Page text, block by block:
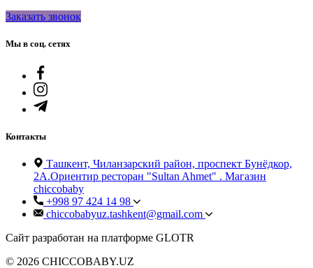
Заказать звонок
Мы в соц. сетях
Контакты
Ташкент, Чиланзарский район, проспект Бунёдкор,
2А.Ориентир ресторан "Sultan Ahmet" . Магазин
chiccobaby
+998 97 424 14 98
chiccobabyuz.tashkent@gmail.com
Сайт разработан на платформе GLOTR
© 2026 CHICCOBABY.UZ